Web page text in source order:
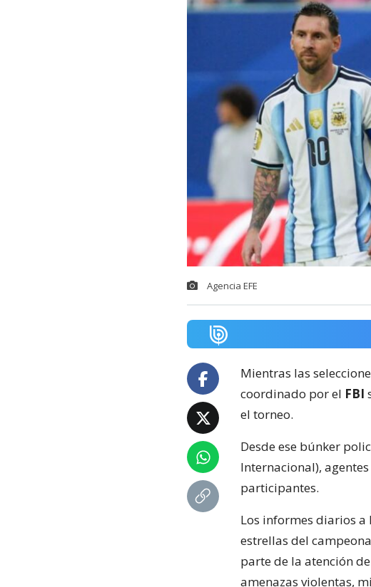
Agencia EFE
Mientras las
coordinado por el FBI
el torneo.
Desde ese búnker
Internacional),
participantes.
Los informes diarios a
estrellas del
parte de la atención
amenazas violentas,